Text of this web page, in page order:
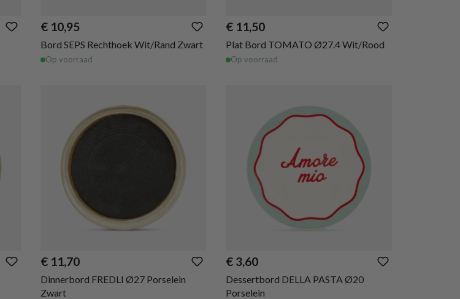
€ 10,95
Bord SEPS Rechthoek Wit/Rand Zwart
Op voorraad
€ 11,50
Plat Bord TOMATO Ø27.4 Wit/Rood
Op voorraad
€ 11,70
Dinnerbord FREDLI Ø27 Porselein
Zwart
€ 3,60
Dessertbord DELLA PASTA Ø20
Porselein